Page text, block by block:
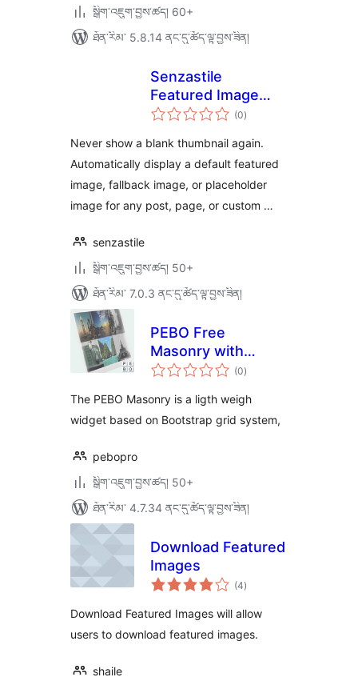
སྒྲིག་འཇུག་བྱས་ཚད། 60+
ཐོན་རིམ་ 5.8.14 ནང་དུ་ཚོད་ལྟ་བྱས་ཟིན།
Senzastile
Featured Image
Fallbacks
(0གདེང་
འཇོག་
ཚང་།
)
Never show a blank thumbnail again.
Automatically display a default featured
image, fallback image, or placeholder
image for any post, page, or custom …
senzastile
སྒྲིག་འཇུག་བྱས་ཚད། 50+
ཐོན་རིམ་ 7.0.3 ནང་དུ་ཚོད་ལྟ་བྱས་ཟིན།
PEBO Free
Masonry with
Hover effects
(0གདེང་
འཇོག་
ཚང་།
)
The PEBO Masonry is a ligth weigh
widget based on Bootstrap grid system,
pebopro
སྒྲིག་འཇུག་བྱས་ཚད། 50+
ཐོན་རིམ་ 4.7.34 ནང་དུ་ཚོད་ལྟ་བྱས་ཟིན།
Download Featured
Images
(4གདེང་
འཇོག་
ཚང་།
)
Download Featured Images will allow
users to download featured images.
shaile